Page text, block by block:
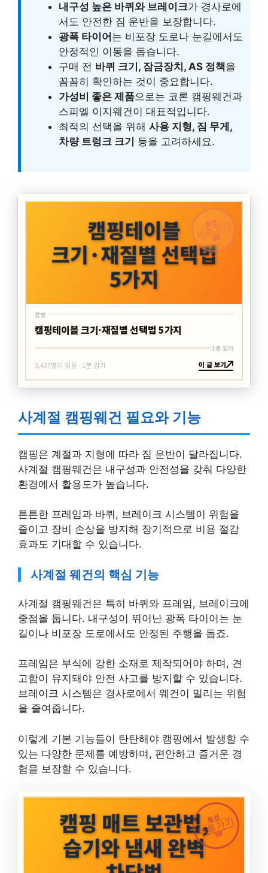
내구성 높은 바퀴와 브레이크가 경사로에
서도 안전한 짐 운반을 보장합니다.
광폭 타이어 는 비포장 도로나 눈길에서도
안정적인 이동을 돕습니다.
구매 전 바퀴 크기, 잠금장치, AS 정책을
꼼꼼히 확인하는 것이 중요합니다.
가성비 좋은 제품으로는 코론 캠핑웨건과
스피엘 이지웨건이 대표적입니다.
최적의 선택을 위해 사용 지형, 짐 무게,
차량 트렁크 크기
등을 고려하세요.
최신
바로가기
캠핑
캠핑
캠핑테이블 크기·재질별 선택법 5가지
1분 읽기
3,437명이 읽음 · 1분 읽기 이 글 보기
사계절 캠핑웨건 필요와 기능
캠핑은 계절과 지형에 따라 짐 운반이 달라집니다.
사계절 캠핑웨건은 내구성과 안전성을 갖춰 다양한
환경에서 활용도가 높습니다.
튼튼한 프레임과 바퀴, 브레이크 시스템이 위험을
줄이고 장비 손상을 방지해 장기적으로 비용 절감
효과도 기대할 수 있습니다.
사계절 웨건의 핵심 기능
사계절 캠핑웨건은 특히 바퀴와 프레임, 브레이크에
중점을 둡니다. 내구성이 뛰어난 광폭 타이어는 눈
길이나 비포장 도로에서도 안정된 주행을 돕죠.
프레임은 부식에 강한 소재로 제작되어야 하며, 견
고함이 유지돼야 안전 사고를 방지할 수 있습니다.
브레이크 시스템은 경사로에서 웨건이 밀리는 위험
을 줄여줍니다.
이렇게 기본 기능들이 탄탄해야 캠핑에서 발생할 수
있는 다양한 문제를 예방하며, 편안하고 즐거운 경
험을 보장할 수 있습니다.
최신
바로가기
캠핑